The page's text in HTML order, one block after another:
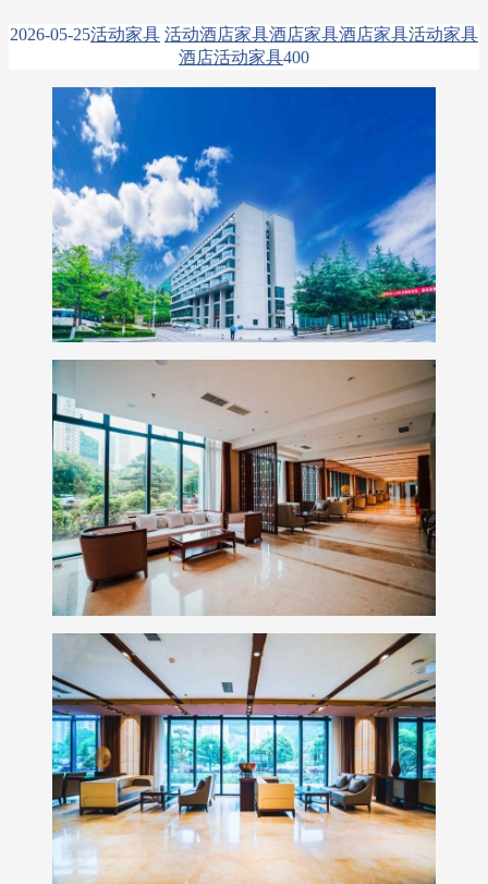
2026-05-25活动家具 活动酒店家具酒店家具酒店家具活动家具
酒店活动家具400